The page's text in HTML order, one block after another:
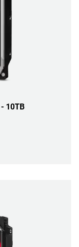
10TB